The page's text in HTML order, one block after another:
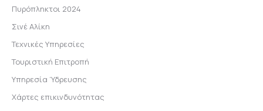
Πυρόπληκτοι 2024
Σινέ Αλίκη
Τεχνικές Υπηρεσίες
Τουριστική Επιτροπή
Υπηρεσία Ύδρευσης
Χάρτες επικινδυνότητας